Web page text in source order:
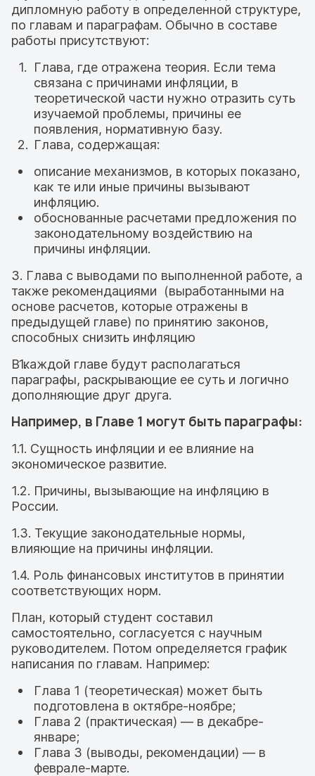
дипломную работу в определенной структуре,
по главам и параграфам. Обычно в составе
работы присутствуют:
Глава, где отражена теория. Если тема
связана с причинами инфляции, в
теоретической части нужно отразить суть
изучаемой проблемы, причины ее
появления, нормативную базу.
Глава, содержащая:
описание механизмов, в которых показано,
как те или иные причины вызывают
инфляцию.
обоснованные расчетами предложения по
законодательному воздействию на
причины инфляции.
3. Глава с выводами по выполненной работе, а
также рекомендациями (выработанными на
основе расчетов, которые отражены в
предыдущей главе) по принятию законов,
способных снизить инфляцию
В каждой главе будут располагаться
параграфы, раскрывающие ее суть и логично
дополняющие друг друга.
Например, в Главе 1 могут быть параграфы:
1.1. Сущность инфляции и ее влияние на
экономическое развитие.
1.2. Причины, вызывающие на инфляцию в
России.
1.3. Текущие законодательные нормы,
влияющие на причины инфляции.
1.4. Роль финансовых институтов в принятии
соответствующих норм.
План, который студент составил
самостоятельно, согласуется с научным
руководителем. Потом определяется график
написания по главам. Например:
Глава 1 (теоретическая) может быть
подготовлена в октябре-ноябре;
Глава 2 (практическая) — в декабре-
январе;
Глава 3 (выводы, рекомендации) — в
феврале-марте.